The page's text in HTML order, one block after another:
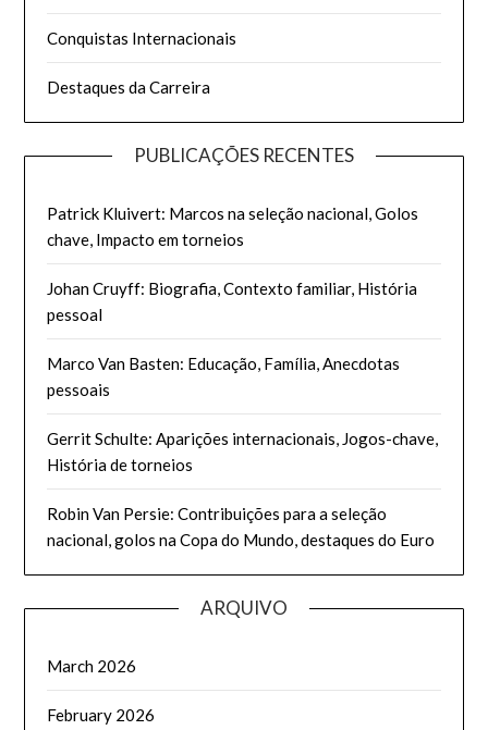
Conquistas Internacionais
Destaques da Carreira
PUBLICAÇÕES RECENTES
Patrick Kluivert: Marcos na seleção nacional, Golos
chave, Impacto em torneios
Johan Cruyff: Biografia, Contexto familiar, História
pessoal
Marco Van Basten: Educação, Família, Anecdotas
pessoais
Gerrit Schulte: Aparições internacionais, Jogos-chave,
História de torneios
Robin Van Persie: Contribuições para a seleção
nacional, golos na Copa do Mundo, destaques do Euro
ARQUIVO
March 2026
February 2026